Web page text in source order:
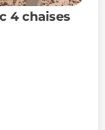
4 chaises